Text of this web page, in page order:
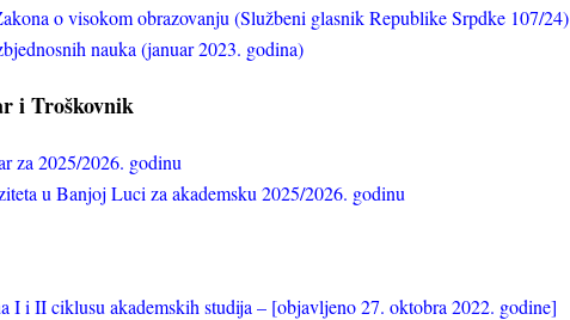
o visokom obrazovanju (Službeni glasnik Republike Srpdke 107/24)
nauka (januar 2023. godina)
i Troškovnik
za 2025/2026. godinu
u Banjoj Luci za akademsku 2025/2026. godinu
I i II ciklusu akademskih studija – [objavljeno 27. oktobra 2022. godine]